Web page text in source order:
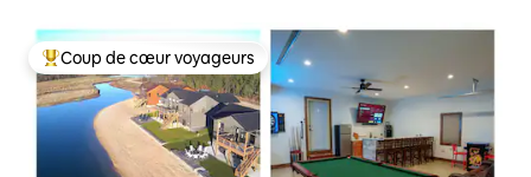
Coups de cœur voyageurs les plus appréciés
Coup de cœur voyageurs